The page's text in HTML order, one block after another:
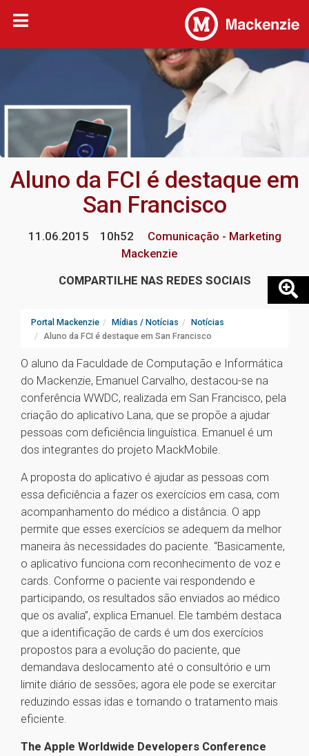
Aluno da FCI é destaque em
San Francisco
11.06.2015 10h52
Comunicação - Marketing
Mackenzie
COMPARTILHE NAS REDES SOCIAIS
Portal Mackenzie Mídias / Notícias
Notícias
Aluno da FCI é destaque em San Francisco
O aluno da Faculdade de Computação e Informática
do Mackenzie, Emanuel Carvalho, destacou-se na
conferência WWDC, realizada em San Francisco, pela
criação do aplicativo Lana, que se propõe a ajudar
pessoas com deficiência linguística. Emanuel é um
dos integrantes do projeto MackMobile.
A proposta do aplicativo é ajudar as pessoas com
essa deficiência a fazer os exercícios em casa, com
acompanhamento do médico a distância. O app
permite que esses exercícios se adequem da melhor
maneira às necessidades do paciente. “Basicamente,
o aplicativo funciona com reconhecimento de voz e
cards. Conforme o paciente vai respondendo e
participando, os resultados são enviados ao médico
que os avalia”, explica Emanuel. Ele também destaca
que a identificação de cards é um dos exercícios
propostos para a evolução do paciente, que
demandava deslocamento até o consultório e um
limite diário de sessões; agora ele pode se exercitar
reduzindo essas idas e tornando o tratamento mais
eficiente.
The Apple Worldwide Developers Conference